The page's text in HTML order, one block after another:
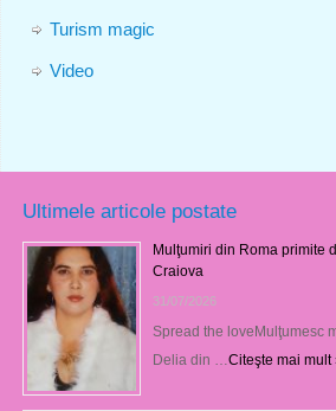
Turism magic
Video
Ultimele articole postate
Mulţumiri din Roma primite
Craiova
31/07/2026
Spread the loveMulţumesc
Delia din …Citeşte mai mult